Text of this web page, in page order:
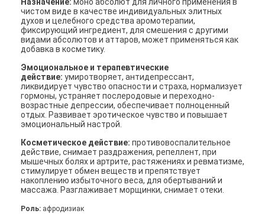
чистом виде в качестве индивидуальных элитных
духов и целебного средства аромотерапии,
фиксирующий ингредиент, для смешения с другими
видами абсолютов и аттаров, может применяться как
добавка в косметику.
Эмоциональное и терапевтические
действие: умиротворяет, антидепрессант,
ликвидирует чувство опасности и страха, нормализует
гормоны, устраняет послеродовые и переходно-
возрастные депрессии, обеспечивает полноценный
отдых. Развивает эротическое чувство и повышает
эмоциональный настрой.
Косметическое действие: противовоспалительное
действие, снимает раздражения, репеллент, при
мышечных болях и артрите, растяжениях и ревматизме,
стимулирует обмен веществ и препятствует
накоплению избыточного веса, для обертываний и
массажа. Разглаживает морщинки, снимает отеки.
Роль:афродизиак